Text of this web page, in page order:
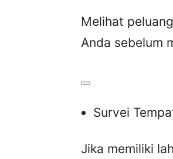
Melihat
Anda sebelum
Survei
Jika memiliki